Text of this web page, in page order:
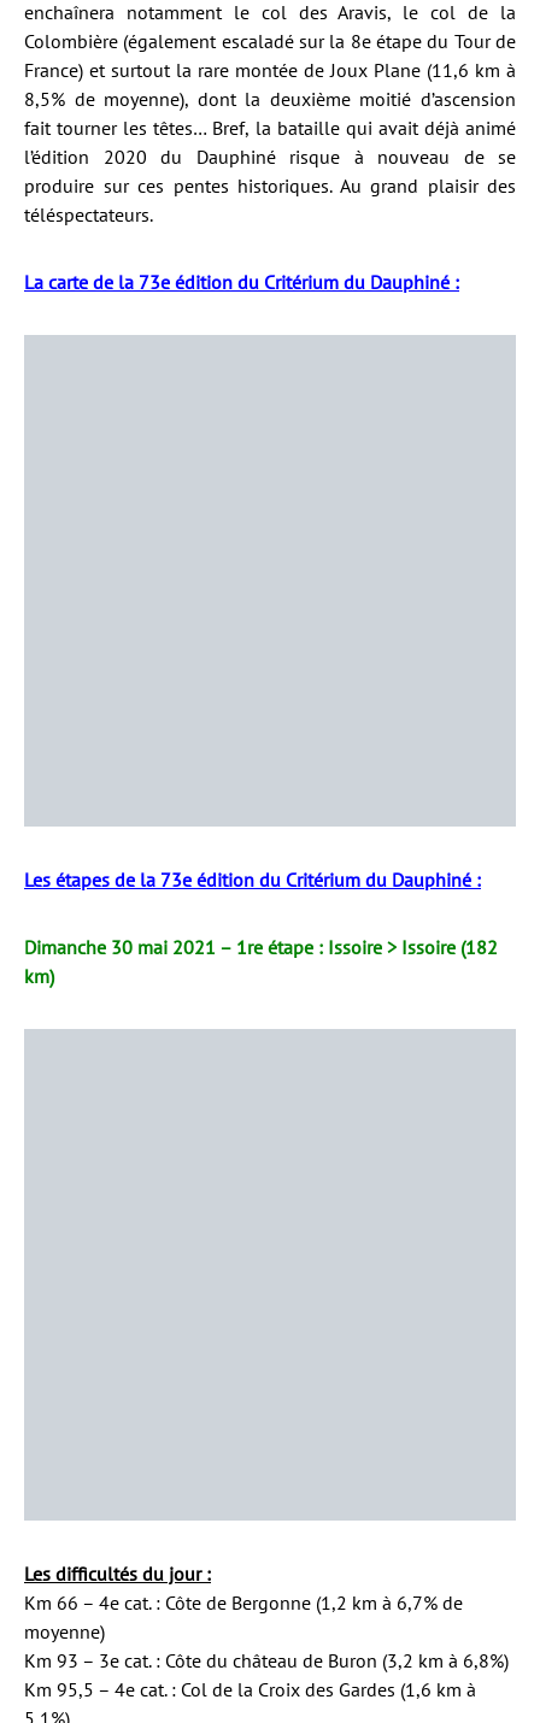
enchaînera notamment le col des Aravis, le col de la
Colombière (également escaladé sur la 8e étape du Tour de
France) et surtout la rare montée de Joux Plane (11,6 km à
8,5% de moyenne), dont la deuxième moitié d’ascension
fait tourner les têtes… Bref, la bataille qui avait déjà animé
l’édition 2020 du Dauphiné risque à nouveau de se
produire sur ces pentes historiques. Au grand plaisir des
téléspectateurs.
La carte de la 73e édition du Critérium du Dauphiné :
Les étapes de la 73e édition du Critérium du Dauphiné :
Dimanche 30 mai 2021 – 1re étape : Issoire > Issoire (182
km)
Les difficultés du jour :
Km 66 – 4e cat. : Côte de Bergonne (1,2 km à 6,7% de
moyenne)
Km 93 – 3e cat. : Côte du château de Buron (3,2 km à 6,8%)
Km 95,5 – 4e cat. : Col de la Croix des Gardes (1,6 km à
5,1%)